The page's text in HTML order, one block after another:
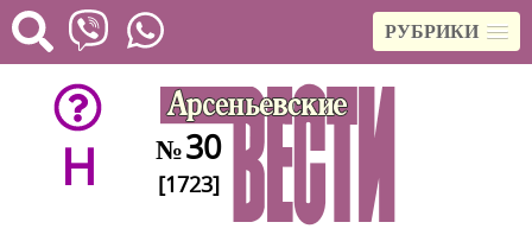
РУБРИКИ
H №30
[1723]